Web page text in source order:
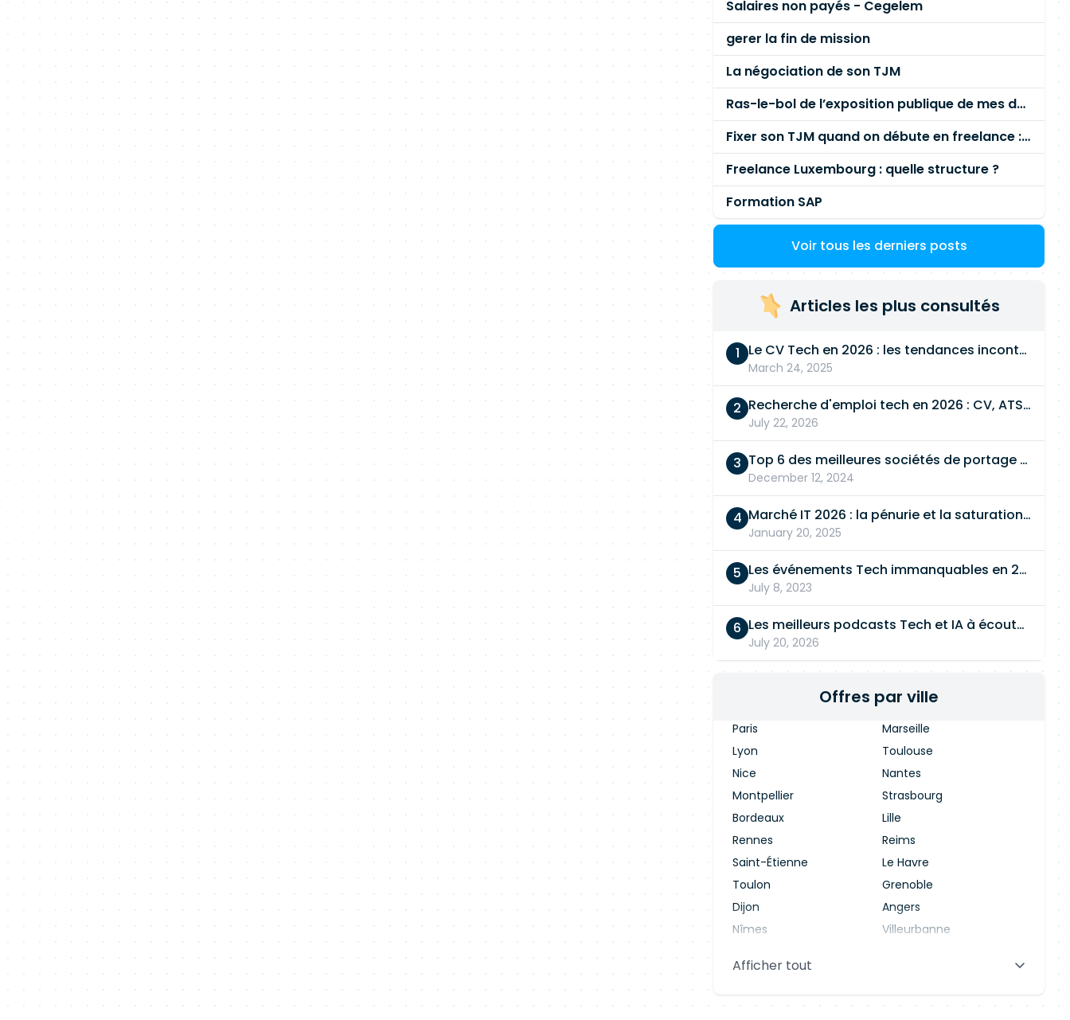
Salaires non payés - Cegelem
gerer la fin de mission
La négociation de son TJM
Ras-le-bol de l’exposition publique de mes données personnelles liées à mon entreprise
Fixer son TJM quand on débute en freelance : la méthode mathématique (et pas au feeling) 🛑
Freelance Luxembourg : quelle structure ?
Formation SAP
Voir tous les derniers posts
Articles les plus consultés
Le CV Tech en 2026 : les tendances incontournables
March 24, 2025
Recherche d'emploi tech en 2026 : CV, ATS, entretien… On vous dit tout
July 22, 2026
Top 6 des meilleures sociétés de portage salarial
December 12, 2024
Marché IT 2026 : la pénurie et la saturation, en même temps
January 20, 2025
Les événements Tech immanquables en 2026
July 8, 2023
Les meilleurs podcasts Tech et IA à écouter en 2026
July 20, 2026
Offres par ville
Paris
Marseille
Lyon
Toulouse
Nice
Nantes
Montpellier
Strasbourg
Bordeaux
Lille
Rennes
Reims
Saint-Étienne
Le Havre
Toulon
Grenoble
Dijon
Angers
Nîmes
Villeurbanne
Aix-en-Provence
Afficher tout